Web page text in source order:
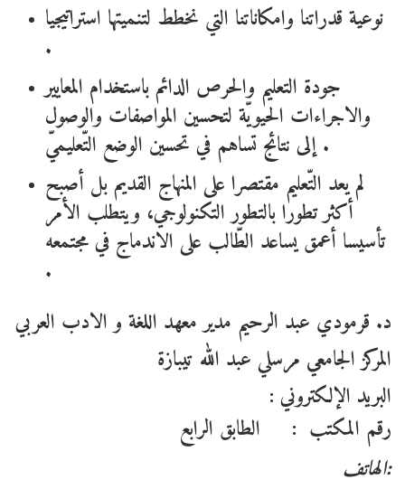
نوعية قدراتنا وامكاناتنا التي نخطط لتنميتها استراتيجيا
.
جودة التعليم والحرص الدائم باستخدام المعايير
والاجراءات الحيويّة لتحسين المواصفات والوصول
إلى نتائج تساهم في تحسين الوضع التّعليميّ .
لم يعد التّعليم مقتصرا على المنهاج القديم بل أصبح
أكثر تطورا بالتطور التكنولوجي، ويتطلب الأمر
تأسيسا أعمق يساعد الطّالب على الاندماج في مجتمعه
.
د. قرمودي عبد الرحيم مدير معهد اللغة و الادب العربي
المركز الجامعي مرسلي عبد الله تيبازة
البريد الإلكتروني :
رقم المكتب : الطابق الرابع
الهاتف: